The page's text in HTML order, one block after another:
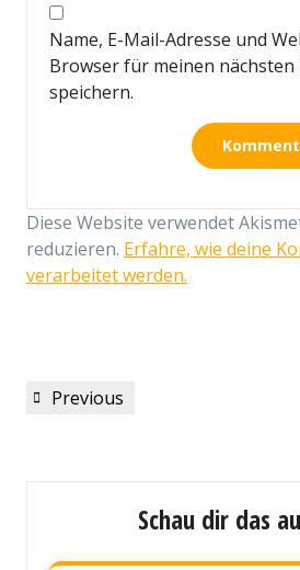
Name, E-Mail-Adresse und
Browser für meinen
speichern.
Diese Website verwendet
reduzieren. Erfahre, wie deine
verarbeitet werden.
Beitragsnavigation
Previous
Previous
Schau dir das